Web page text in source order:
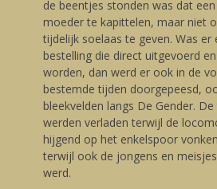
de beentjes stonden was dat
moeder te kapittelen, maar niet
tijdelijk soelaas te geven. Was er
bestelling die direct uitgevoerd
worden, dan werd er ook in de
bestemde tijden doorgepeesd,
bleekvelden langs De Gender.
werden verladen terwijl de
hijgend op het enkelspoor
terwijl ook de jongens en
werd.